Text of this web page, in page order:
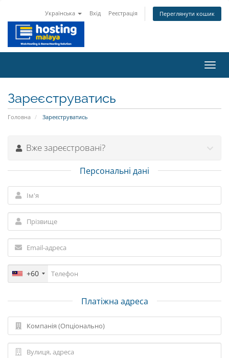
Українська Вхід Реєстрація Переглянути кошик
Зареєструватись
Головна Зареєструватись
Вже зареєстровані?
Персональні дані
+60
Платіжна адреса